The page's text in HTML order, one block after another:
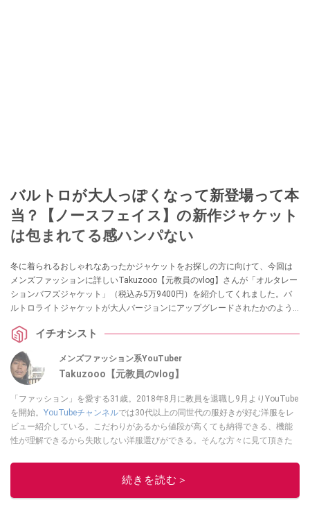
バルトロが大人っぽくなって新登場って本
当？【ノースフェイス】の新作ジャケット
は包まれてる感ハンパない
冬に着られるおしゃれなあったかジャケットをお探しの方に向けて、今回は
メンズファッションに詳しいTakuzooo【元教員のvlog】さんが「オルタレー
ションバフズジャケット」（税込み5万9400円）を紹介してくれました。バ
ルトロライトジャケットが大人バージョンにアップグレードされたかのよう
イチオシスト
メンズファッション系YouTuber
Takuzooo【元教員のvlog】
「ファッション」を愛する31歳。2018年8月に教員を退職し9月よりYouTube
を開始。 YouTubeチャンネルでは30代以上の同世代の服好きが好む洋服をレ
ビュー紹介している。こだわりがあるから値段が高くても納得できる、機能
性が理解できるから失敗しない洋服選びができる。そんな方々に見て頂きた
このイチオシストの他の記事を読む
続きを読む＞